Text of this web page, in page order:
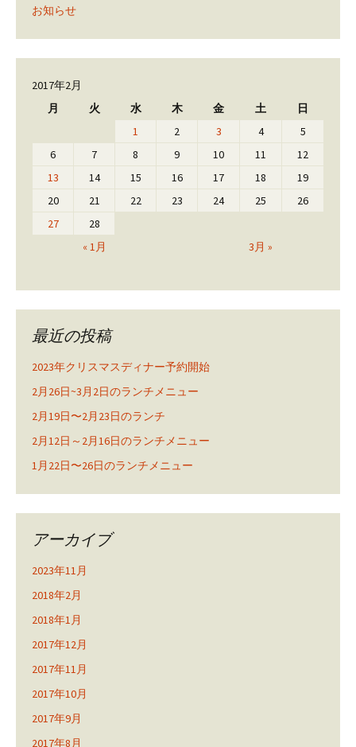
お知らせ
2017年2月
月
火 水 木 金 土 日
« 1月 3月 »
1 2 3 4
5
6
7 8 9 10 11
12
13
14 15 16 17 18
19
20
21 22 23 24 25
26
27
28
最近の投稿
2023年クリスマスディナー予約開始
2月26日~3月2日のランチメニュー
2月19日〜2月23日のランチ
2月12日～2月16日のランチメニュー
1月22日〜26日のランチメニュー
アーカイブ
2023年11月
2018年2月
2018年1月
2017年12月
2017年11月
2017年10月
2017年9月
2017年8月